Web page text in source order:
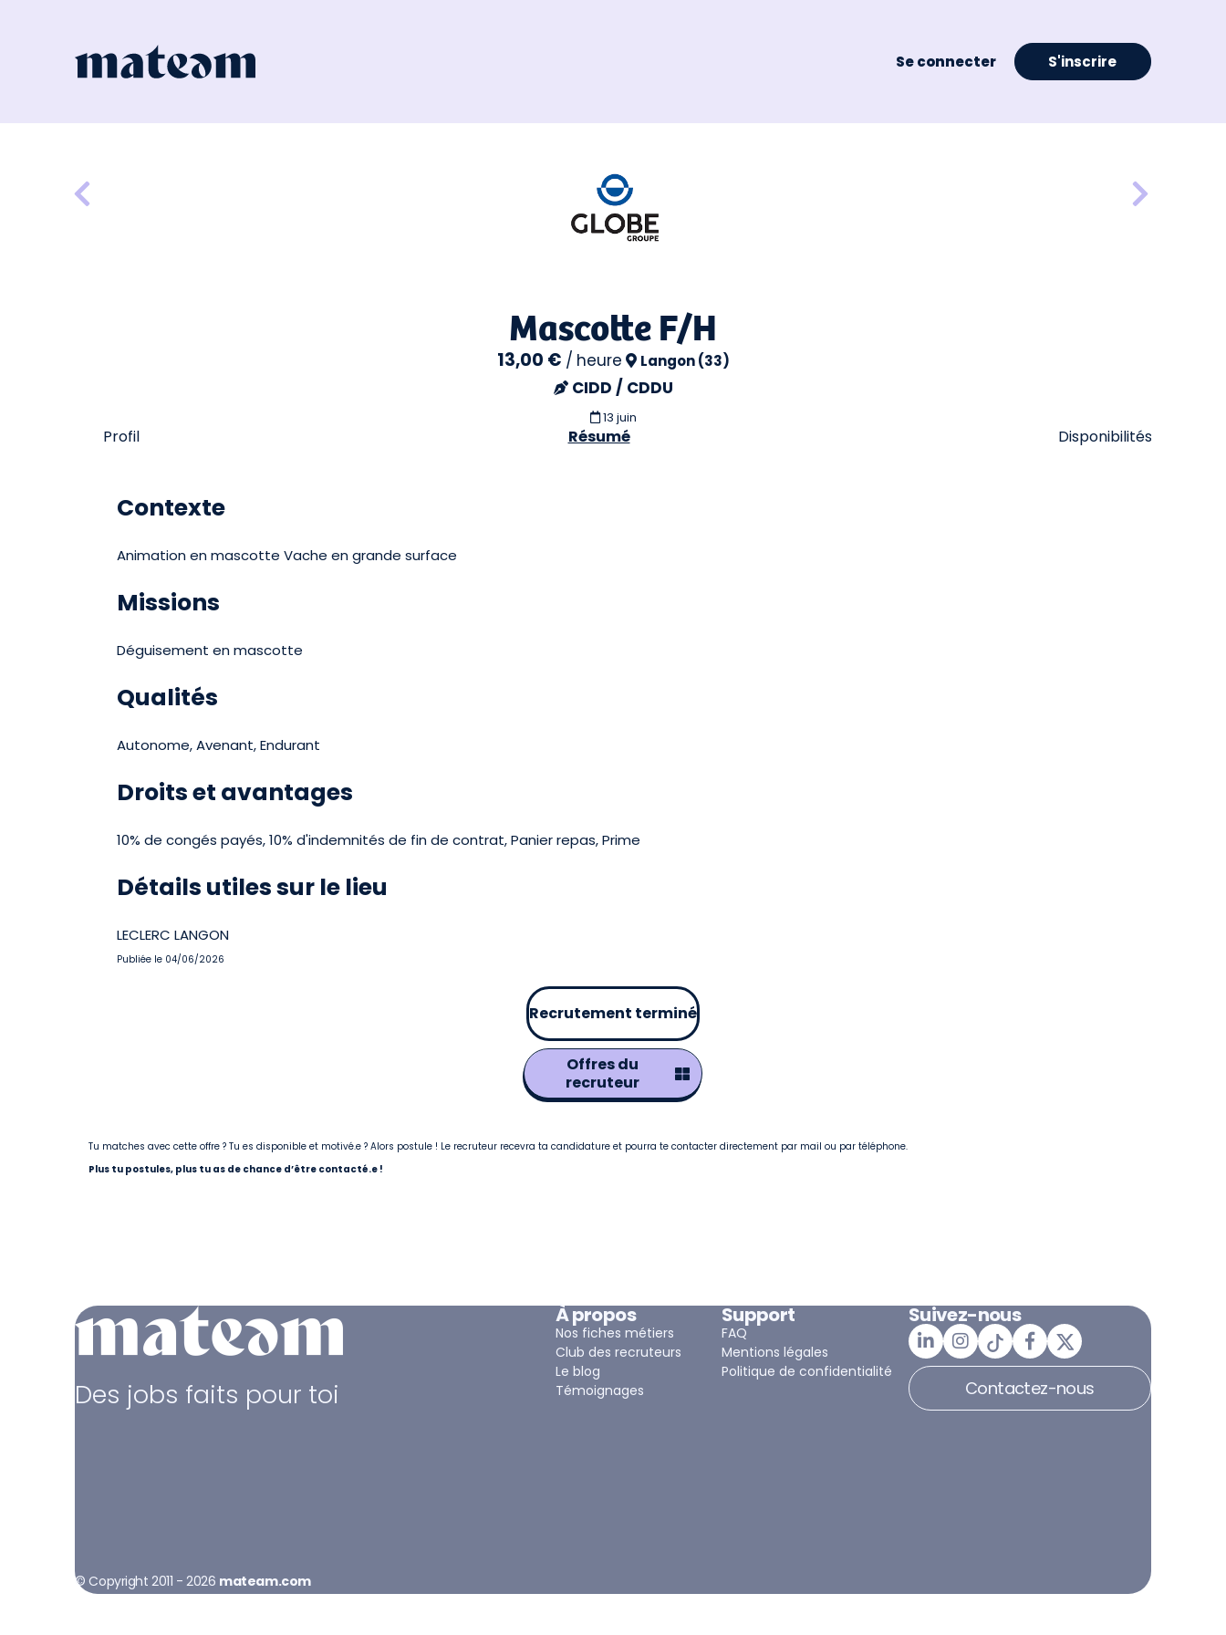
Se connecter S'inscrire
Mascotte F/H
13,00 € / heure Langon (33)
CIDD / CDDU
13 juin
Profil Résumé Disponibilités
Contexte
Animation en mascotte Vache en grande surface
Missions
Déguisement en mascotte
Qualités
Autonome, Avenant, Endurant
Droits et avantages
10% de congés payés, 10% d'indemnités de fin de contrat, Panier repas, Prime
Détails utiles sur le lieu
LECLERC LANGON
Publiée le 04/06/2026
Recrutement terminé
Offres du
recruteur
Tu matches avec cette offre ? Tu es disponible et motivé.e ? Alors postule ! Le recruteur recevra ta candidature et pourra te contacter directement par mail ou par téléphone.
Plus tu postules, plus tu as de chance d’être contacté.e !
Des jobs faits pour toi
© Copyright 2011 - 2026 mateam.com
À propos
Nos fiches métiers
Club des recruteurs
Le blog
Témoignages
Support
FAQ
Mentions légales
Politique de confidentialité
Suivez-nous
Contactez-nous